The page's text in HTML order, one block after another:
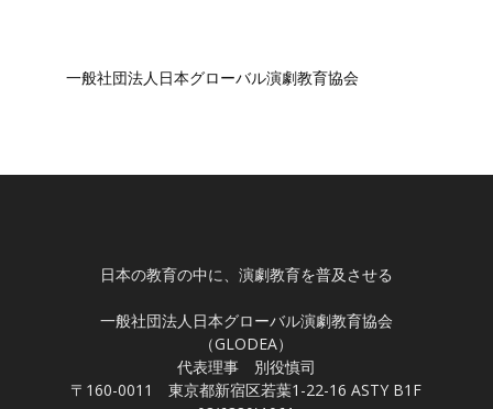
一般社団法人日本グローバル演劇教育協会
日本の教育の中に、演劇教育を普及させる
一般社団法人日本グローバル演劇教育協会
（GLODEA）
代表理事 別役慎司
〒160-0011 東京都新宿区若葉1-22-16 ASTY B1F